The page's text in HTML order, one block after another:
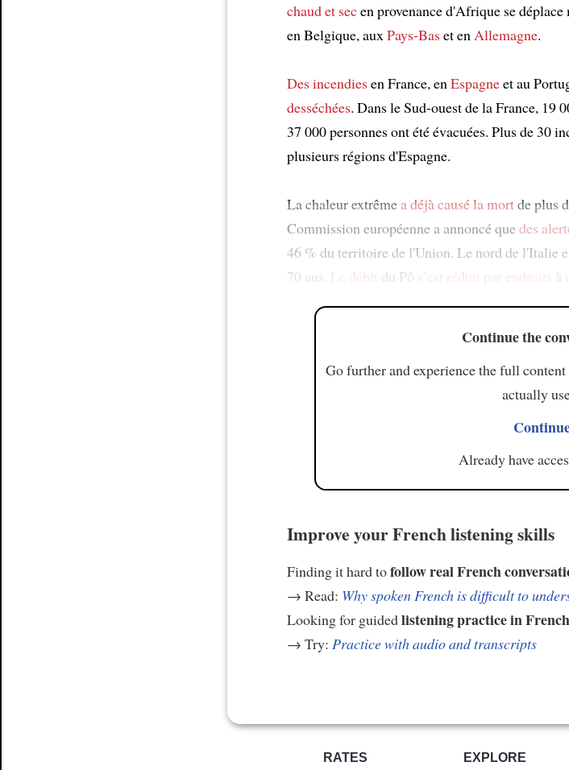
chaud et secen provenance d'Afrique se
en Belgique, auxPays-Baset enAllemagne.
Des incendiesen France, enEspagneet au
desséchées. Dans le Sud-ouest de la France, 19
37 000 personnes ont été évacuées. Plus de 30
plusieurs régions d'Espagne.
La chaleur extrêmea déjà causé la mortde plus
Commission européenne a annoncé quedes
46 % du territoire de l'Union. Le nord de l'Italie
70 ans. Le débit du Pô s’est réduit par endroits à
Continue the
Go further and experience the full
actually
Already have
Improve your French listening skills
Finding it hard tofollow real French
→ Read: Why spoken French is difficult to
Looking for guidedlistening practice in French
→ Try: Practice with audio and transcripts
RATES EXPLORE